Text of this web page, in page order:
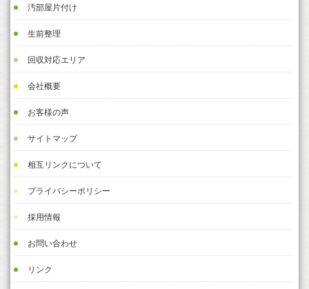
汚部屋片付け
生前整理
回収対応エリア
会社概要
お客様の声
サイトマップ
相互リンクについて
プライバシーポリシー
採用情報
お問い合わせ
リンク